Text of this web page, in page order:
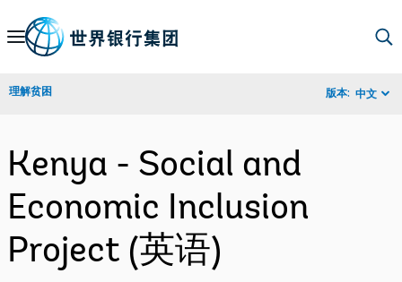
Skip
Navigation
理解贫困 版本: 中文
Kenya - Social and
Economic Inclusion
Project (英语)